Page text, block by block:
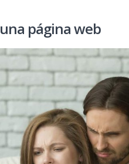
página web